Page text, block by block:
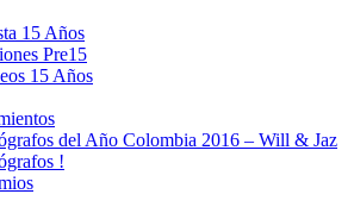
15 Años
Pre15
15 Años
del Año Colombia 2016 – Will & Jaz
!